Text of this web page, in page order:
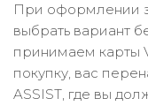
При оформлении
выбрать вариант
принимаем карты
покупку, вас
ASSIST, где вы